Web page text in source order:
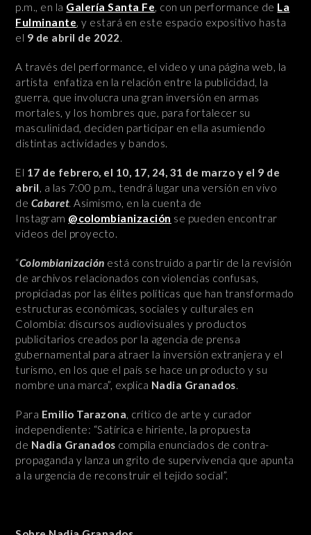
p.m., en la Galería Santa Fe, con un performance de La
Fulminante, y estará en este espacio expositivo hasta
el 9 de abril de 2022.
A través del performance, el video y una página web, la
artista enfatiza en la relación entre la publicidad, la
guerra, que involucra una gran inversión en armas
mortales, y los hombres que, para fortalecer su
masculinidad, deciden participar en ella asumiendo
distintas actividades y bandos.
El 17 de febrero, el 10, 17, 24, 31 de marzo y el 9 de
abril, a las 7:00 p.m., tendrá lugar una versión en vivo
de Cabaret. Asimismo, en la cuenta de
Instagram @colombianización se pueden encontrar
videos del proyecto.
“Colombianización está construido a partir de la revisión
de archivos relacionados con violencias confusas,
propiciadas por las élites políticas que han transformado
estructuras económicas, sociales y culturales en
Colombia: discursos audiovisuales y productos
publicitarios creados por la agencia de prensa
gubernamental para atraer la inversión extranjera y el
turismo, en los que el país se hace un producto y su
nombre una marca”, explica Nadia Granados.
Para Emilio Tarazona, crítico de arte y curador
independiente: “Satírica e hiriente, la propuesta
de Nadia Granados compila enunciados de contra-
propaganda y lanza un grito de supervivencia que apunta
a la urgencia de reconstruir el tejido social”.